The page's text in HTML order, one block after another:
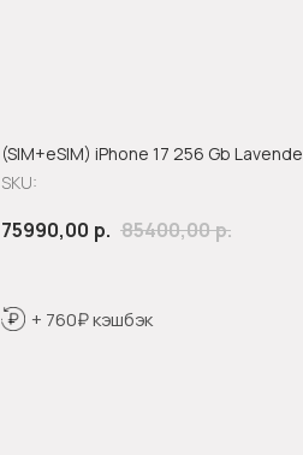
(SIM+eSIM) iPhone 17 256 Gb
SKU:
75990,00 р. 85400,00р.
+ 760₽ кэшбэк